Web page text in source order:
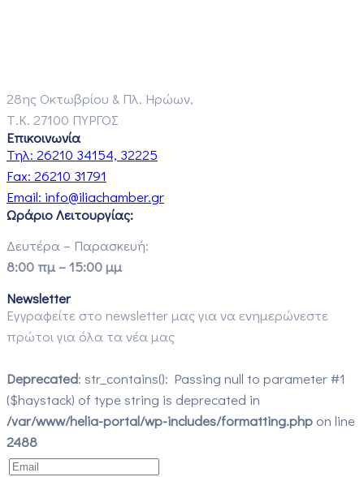
28ης Οκτωβρίου & Πλ. Ηρώων,
Τ.Κ. 27100 ΠΥΡΓΟΣ
Επικοινωνία
Τηλ: 26210 34154, 32225
Fax: 26210 31791
Email: info@iliachamber.gr
Ωράριο Λειτουργίας:
Δευτέρα – Παρασκευή:
8:00 πμ – 15:00 μμ
Newsletter
Εγγραφείτε στο newsletter μας για να ενημερώνεστε
πρώτοι για όλα τα νέα μας
Deprecated: str_contains(): Passing null to parameter #1
($haystack) of type string is deprecated in
/var/www/helia-portal/wp-includes/formatting.php on line
2488